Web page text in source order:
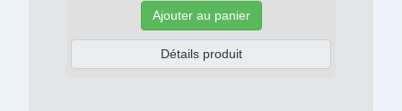
Ajouter au panier
Détails produit